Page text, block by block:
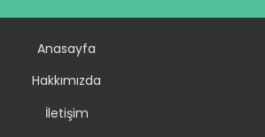
Anasayfa
Hakkımızda
İletişim